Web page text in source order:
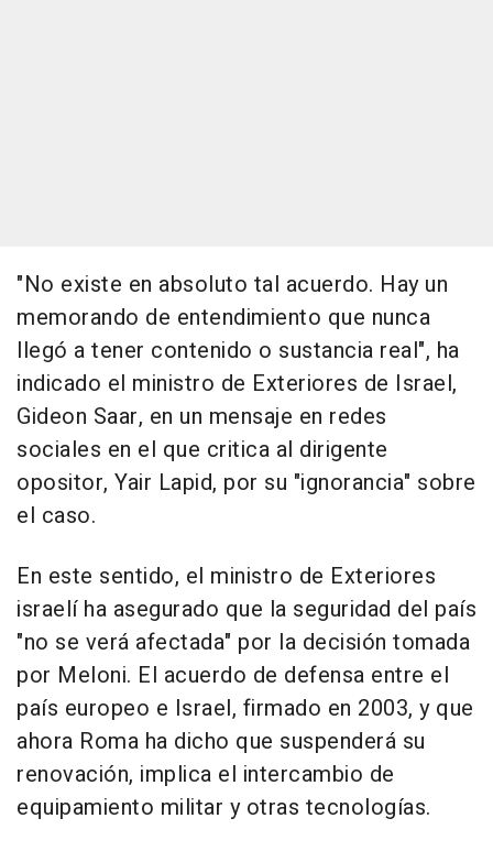
"No existe en absoluto tal acuerdo. Hay un
memorando de entendimiento que nunca
llegó a tener contenido o sustancia real", ha
indicado el ministro de Exteriores de Israel,
Gideon Saar, en un mensaje en redes
sociales en el que critica al dirigente
opositor, Yair Lapid, por su "ignorancia" sobre
el caso.
En este sentido, el ministro de Exteriores
israelí ha asegurado que la seguridad del país
"no se verá afectada" por la decisión tomada
por Meloni. El acuerdo de defensa entre el
país europeo e Israel, firmado en 2003, y que
ahora Roma ha dicho que suspenderá su
renovación, implica el intercambio de
equipamiento militar y otras tecnologías.